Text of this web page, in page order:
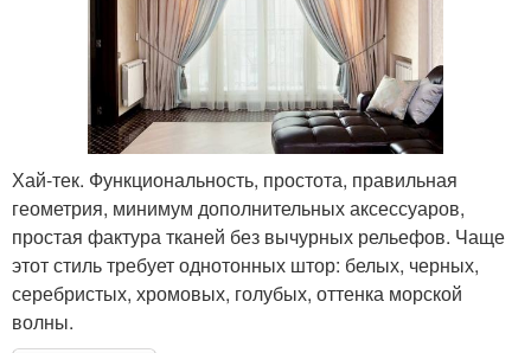
Хай-тек. Функциональность, простота, правильная
геометрия, минимум дополнительных аксессуаров,
простая фактура тканей без вычурных рельефов. Чаще
этот стиль требует однотонных штор: белых, черных,
серебристых, хромовых, голубых, оттенка морской
волны.